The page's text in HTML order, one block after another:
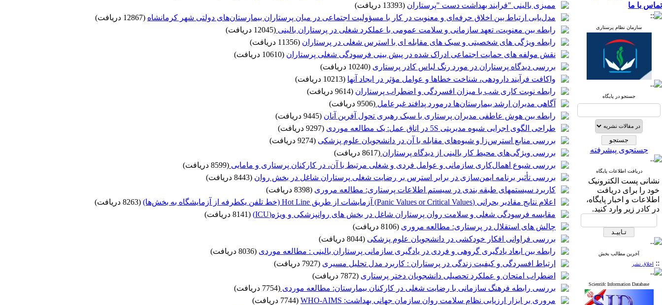
تماس با ما
سازمان نظام پرستاری
جستجو در پایگاه
جستجوی پیشرفته
دریافت اطلاعات پایگاه
نشانی پست الکترونیک
خود را برای دریافت
اطلاعات و اخبار پایگاه،
در کادر زیر وارد کنید.
آخرین مطالب بخش
:: اخلاق نشر
Scientifc Information Database
ممیزی بالینی "فرایند بهداشت دست "پرستاران (13393 دریافت)
مدل‌یابی ارتباط بین اخلاق حرفه‌ای و معنویت در کار با مسؤولیت اجتماعی در میان پرستاران بیمارستان‌های دولتی شهر کرمانشاه (12867 دریافت)
رابطه بین معنویت، تعهد سازمانی و سلامت عمومی با عملکرد شغلی در پرستاران بالینی (12045 دریافت)
رابطه ویژگی های شخصیتی و سبک های مقابله ای با استرس شغلی در پرستاران (11356 دریافت)
نقش مولفه های حمایت اجتماعی ادراک شده در پیش بینی فرسودگی شغلی پرستاران (10610 دریافت)
بررسی دیدگاه پرستاران در مورد رنگ لباس کادر پرستاری (10240 دریافت)
واکافت فرآیند دارودهی، شناخت خطاها و عوامل مؤثر در ایجاد آنها (10213 دریافت)
رابطه نوبت کاری شب با میزان افسردگی و اضطراب پرستاران (9614 دریافت)
آگاهی مدیران ارشد بیمارستان‌ها درمورد پدافند غیرعامل (9506 دریافت)
رابطه بین هوش عاطفی مدیران پرستاری با سبک رهبری تحول آفرین آنان (9445 دریافت)
طراحی الگوی اجرایی شیوه مدیریتی 5S در اتاق عمل: یک مطالعه موردی
(9297 دریافت)
بررسی منابع استرس‌زا و شیوه‌های مقابله با آن در دانشجویان علوم پزشکی (9274 دریافت)
بررسی ویژگی‌های محیط کار بالینی از دیدگاه پرستاران (8617 دریافت)
بررسی شیوع اهمال‌کاری سازمانی و عوامل فردی و شغلی مرتبط با آن، در کارکنان پرستاری و مامایی (8599 دریافت)
بررسی تأثیر برنامه ایمن‌سازی در برابر استرس بر رضایت شغلی پرستاران شاغل در بخش روان (8443 دریافت)
کاربرد سیستمهای طبقه بندی در سیستم اطلاعات پرستاری: مطالعه مروری (8398 دریافت)
اعلام نتایج مقادیر بحرانی (Panic Values or Critical Values) آزمایشات از طریق Hot Line (خط تلفن یکطرفه از آزمایشگاه به بخش‌ها)
(8263 دریافت)
مقایسه فرسودگی شغلی و سلامت روان پرستاران شاغل در بخش های روانپزشکی و ویژه(ICU)
(8141 دریافت)
چالش های استقلال در پرستاری: مطالعه مروری (8106 دریافت)
بررسی فراوانی افکار خودکشی در دانشجویان علوم پزشکی (8044 دریافت)
رابطه بین ابعاد یادگیری گروهی و فردی در یادگیری سازمانی پرستاران بالینی : مطالعه موردی (8036 دریافت)
ارتباط افسردگی و کیفیت زندگی در پرستاران : کاربرد مدل تحلیل مسیری (7927 دریافت)
اضطراب امتحان و عملکرد تحصیلی دانشجویان دختر پرستاری (7872 دریافت)
بررسی رابطه فرهنگ سازمانی با رضایت شغلی در کارکنان بیمارستان: مطالعه موردی (7754 دریافت)
مروری بر ابزار ارزیابی نظام سلامت روان سازمان جهانی بهداشت: WHO-AIMS
(7744 دریافت)